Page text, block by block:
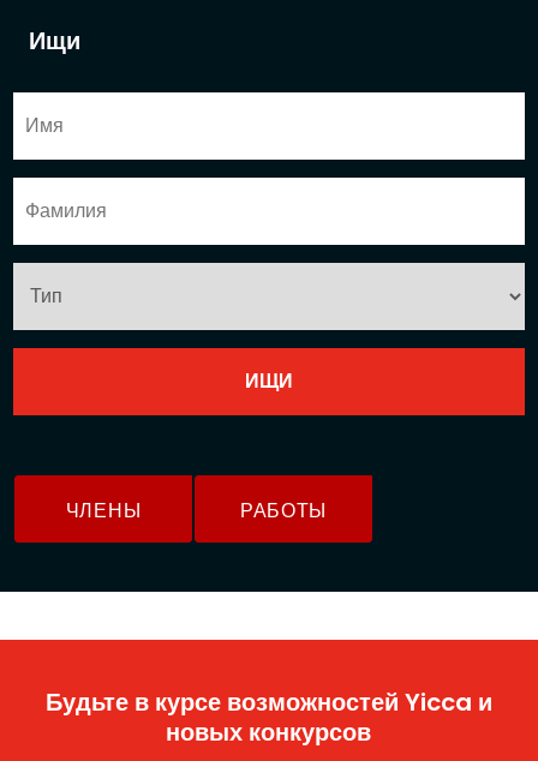
Ищи
ЧЛЕНЫ РАБОТЫ
Будьте в курсе возможностей Yicca и
новых конкурсов